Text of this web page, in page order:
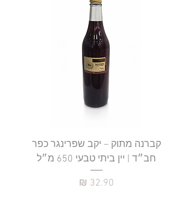
קברנה מתוק – יקב שפרינגר כפר
חב״ד | יין ביתי טבעי 650 מ״ל
מחיר